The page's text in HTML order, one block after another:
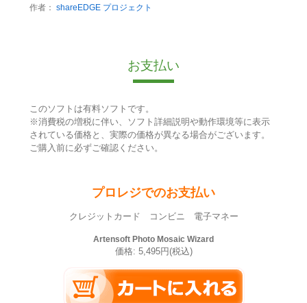
作者： shareEDGE プロジェクト
お支払い
このソフトは有料ソフトです。
※消費税の増税に伴い、ソフト詳細説明や動作環境等に表示
されている価格と、実際の価格が異なる場合がございます。
ご購入前に必ずご確認ください。
プロレジでのお支払い
クレジットカード コンビニ 電子マネー
Artensoft Photo Mosaic Wizard
価格: 5,495円(税込)